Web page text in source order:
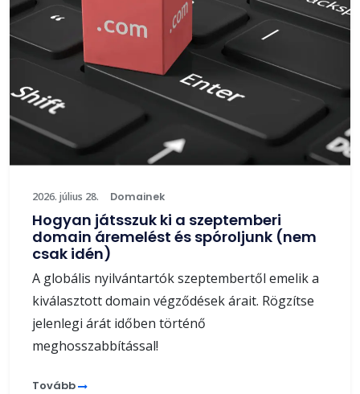
2026. július 28. Domainek
Hogyan játsszuk ki a szeptemberi
domain áremelést és spóroljunk (nem
csak idén)
A globális nyilvántartók szeptembertől emelik a
kiválasztott domain végződések árait. Rögzítse
jelenlegi árát időben történő
meghosszabbítással!
Tovább